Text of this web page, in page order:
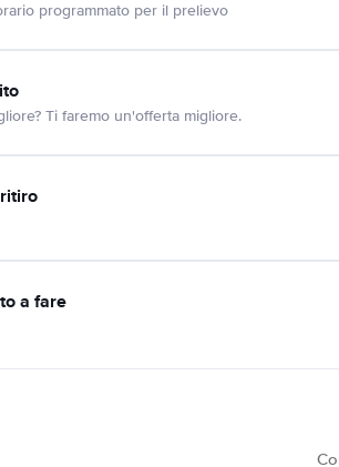
programmato per il prelievo
Ti faremo un'offerta migliore.
a fare